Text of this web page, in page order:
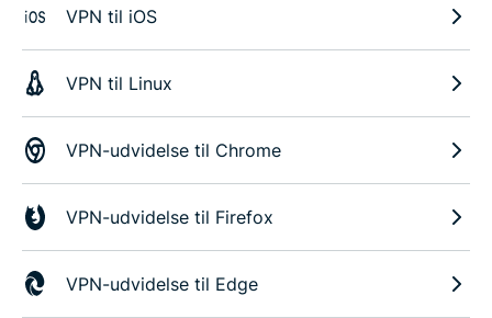
VPN til iOS
VPN til Linux
VPN-udvidelse til Chrome
VPN-udvidelse til Firefox
VPN-udvidelse til Edge